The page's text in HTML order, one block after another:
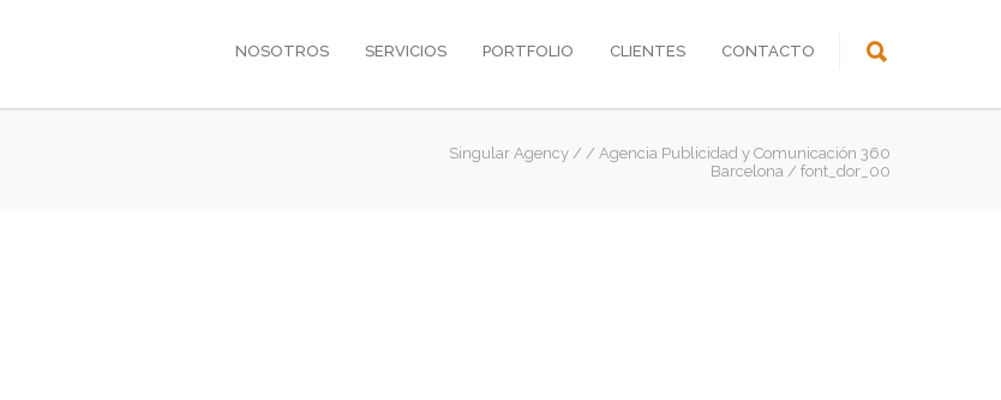
NOSOTROS SERVICIOS PORTFOLIO CLIENTES CONTACTO
Singular Agency / / Agencia Publicidad y Comunicación 360
Barcelona / font_dor_00